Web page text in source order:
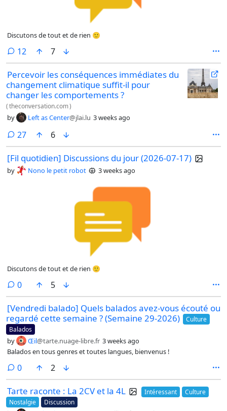
Discutons de tout et de rien 🙂
12 comments
7
Percevoir les conséquences immédiates du
changement climatique suffit-il pour
changer les comportements ?
(theconversation.com)
by Left as Center@jlai.lu 3 weeks ago
27comments
6
[Fil quotidien] Discussions du jour (2026-07-17)
by Nono le petit robot 3 weeks ago
Discutons de tout et de rien 🙂
0comments
5
[Vendredi balado] Quels balados avez-vous écouté ou
regardé cette semaine ? (Semaine 29-2026)
Culture
Balados
by Œil@tarte.nuage-libre.fr 3 weeks ago
Balados en tous genres et toutes langues, bienvenus !
0comments
2
Tarte raconte : La 2CV et la 4L Intéressant
Culture
Nostalgie
Discussion